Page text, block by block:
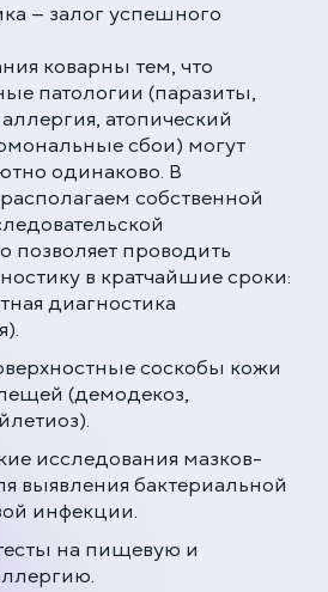
— залог успешного
коварны тем, что
патологии (паразиты,
атопический
сбои) могут
одинаково. В
собственной
позволяет проводить
в кратчайшие сроки:
диагностика
соскобы кожи
(демодекоз,
исследования мазков-
выявления бактериальной
инфекции.
на пищевую и